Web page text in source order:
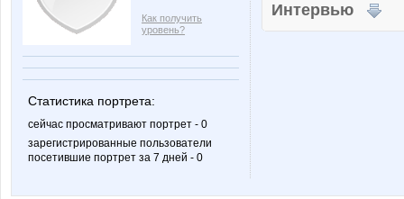
Как получить
уровень?
Статистика портрета:
сейчас просматривают портрет - 0
зарегистрированные пользователи
посетившие портрет за 7 дней - 0
Интервью